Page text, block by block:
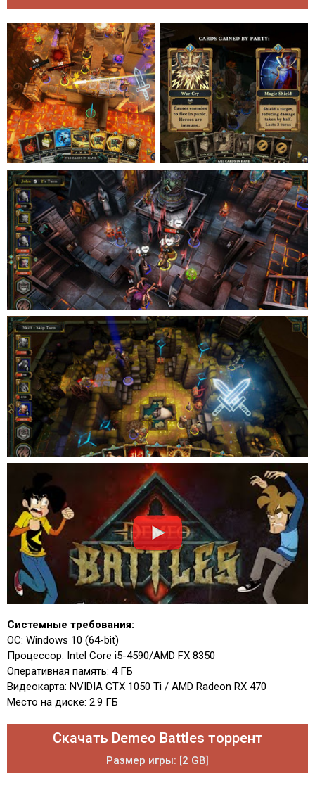
Системные требования:
ОС: Windows 10 (64-bit)
Процессор: Intel Core i5-4590/AMD FX 8350
Оперативная память: 4 ГБ
Видеокарта: NVIDIA GTX 1050 Ti / AMD Radeon RX 470
Место на диске: 2.9 ГБ
Скачать Demeo Battles торрент
Размер игры: [2 GB]